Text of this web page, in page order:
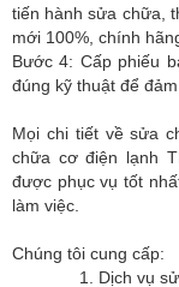
tiến hành sửa chữa,
mới 100%, chính
Bước 4: Cấp phiếu
đúng kỹ thuật để
Mọi chi tiết về sửa
chữa cơ điện lạnh
được phục vụ tốt
làm việc.
Chúng tôi cung cấp:
1. Dịch vụ sửa